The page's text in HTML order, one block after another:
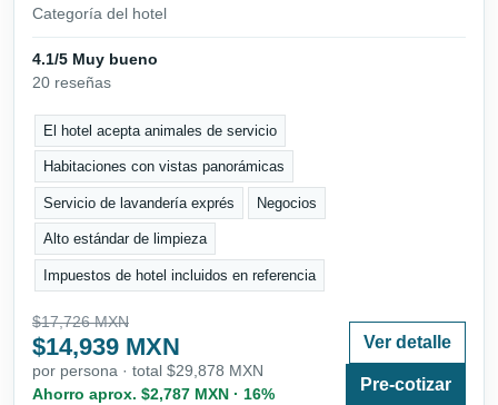
Categoría del hotel
4.1/5 Muy bueno
20 reseñas
El hotel acepta animales de servicio
Habitaciones con vistas panorámicas
Servicio de lavandería exprés Negocios
Alto estándar de limpieza
Impuestos de hotel incluidos en referencia
$17,726 MXN
$14,939 MXN
por persona · total $29,878 MXN
Ahorro aprox. $2,787 MXN · 16%
Ver detalle
Pre-cotizar